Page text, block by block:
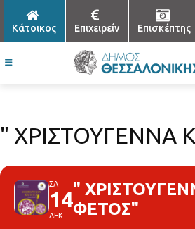
Κάτοικος Επιχειρείν Επισκέπτης
" ΧΡΙΣΤΟΥΓΕΝΝΑ
ΣΑ
14
ΔΕΚ
"
ΦΕΤΟΣ"